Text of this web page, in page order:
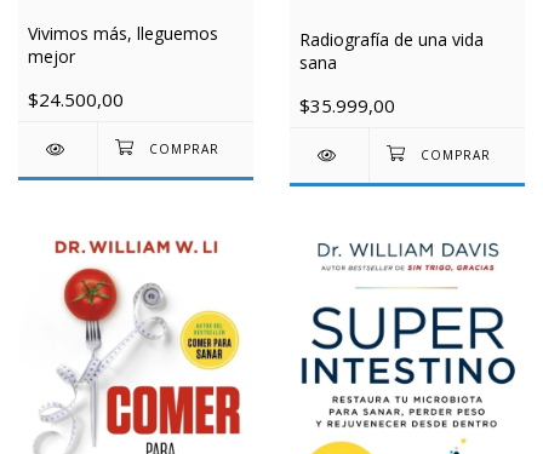
Vivimos más, lleguemos
mejor
$24.500,00
Radiografía de una vida
sana
$35.999,00